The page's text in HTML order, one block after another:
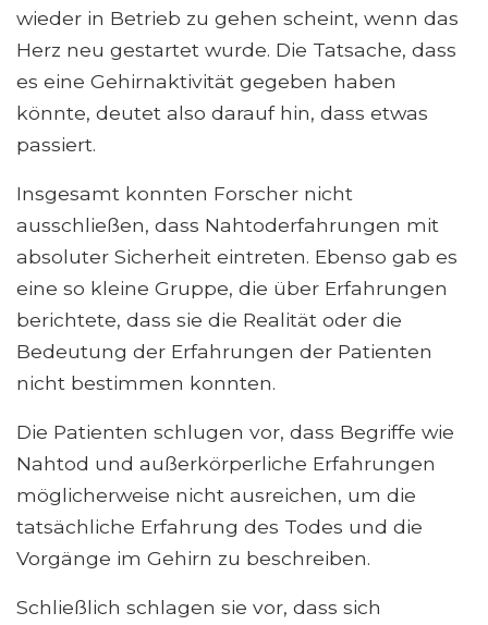
wieder in Betrieb zu gehen scheint, wenn das
Herz neu gestartet wurde. Die Tatsache, dass
es eine Gehirnaktivität gegeben haben
könnte, deutet also darauf hin, dass etwas
passiert.
Insgesamt konnten Forscher nicht
ausschließen, dass Nahtoderfahrungen mit
absoluter Sicherheit eintreten. Ebenso gab es
eine so kleine Gruppe, die über Erfahrungen
berichtete, dass sie die Realität oder die
Bedeutung der Erfahrungen der Patienten
nicht bestimmen konnten.
Die Patienten schlugen vor, dass Begriffe wie
Nahtod und außerkörperliche Erfahrungen
möglicherweise nicht ausreichen, um die
tatsächliche Erfahrung des Todes und die
Vorgänge im Gehirn zu beschreiben.
Schließlich schlagen sie vor, dass sich